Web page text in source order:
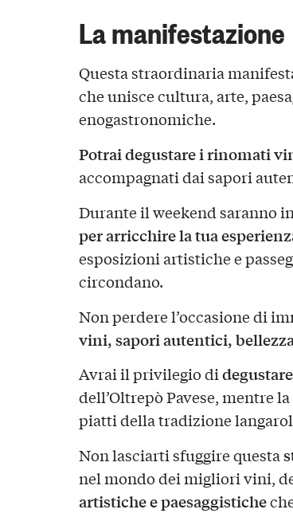
La manifestazione
Questa straordinaria
che unisce cultura, arte,
enogastronomiche.
Potrai degustare i rinomati
accompagnati dai sapori
Durante il weekend saranno
per arricchire la tua
esposizioni artistiche e
circondano.
Non perdere l’occasione di
vini, sapori autentici,
Avrai il privilegio didegustare
dell’Oltrepò Pavese, mentre
piatti della tradizione
Non lasciarti sfuggire questa
nel mondo dei migliori vini,
artistiche e paesaggistiche